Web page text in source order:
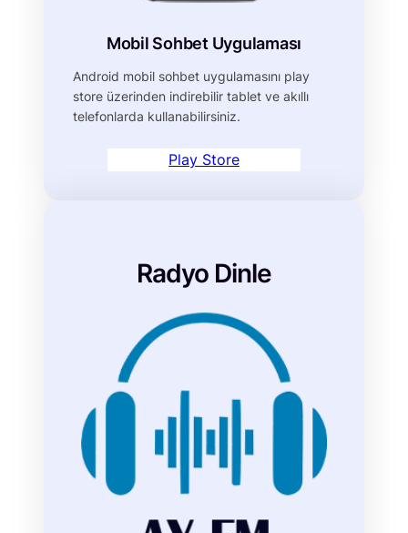
Mobil Sohbet Uygulaması
Android mobil sohbet uygulamasını play
store üzerinden indirebilir tablet ve akıllı
telefonlarda kullanabilirsiniz.
Play Store
Radyo Dinle